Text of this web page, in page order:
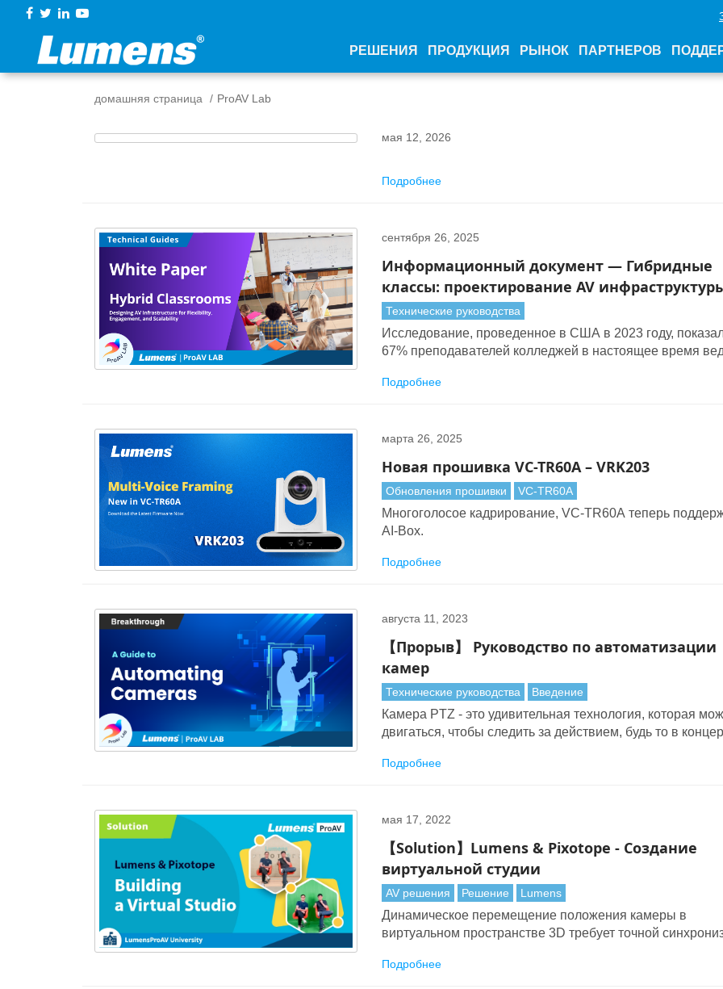
РЕШЕНИЯ ПРОДУКЦИЯ РЫНОК ПАРТНЕРОВ
домашняя страница ProAV Lab
мая 12, 2026
Подробнее
сентября 26, 2025
Информационный документ — Гибридные
классы: проектирование AV
обеспечения гибкости, вовлеченности и
масштабируемости
Технические руководства
Исследование, проведенное в США в 2023 году,
67% преподавателей колледжей в настоящее время
Гибридное обучение никуда не денется.
Подробнее
марта 26, 2025
Новая прошивка VC-TR60A – VRK203
Обновления прошивки VC-TR60A
Многоголосое кадрирование, VC-TR60A теперь
AI-Box.
Подробнее
августа 11, 2023
【Прорыв】 Руководство по автоматизации
камер
Технические руководства Введение
Камера PTZ - это удивительная технология, которая
двигаться, чтобы следить за действием, будь то в
телестудии или конференц-зале. Этот PTZ произвел
сэкономило время, ресурсы и затраты.
Подробнее
мая 17, 2022
【Solution】Lumens & Pixotope - Создание
виртуальной студии
AV решения Решение Lumens
Динамическое перемещение положения камеры в
виртуальном пространстве 3D требует точной
Lumens камеры передают точные данные
Подробнее